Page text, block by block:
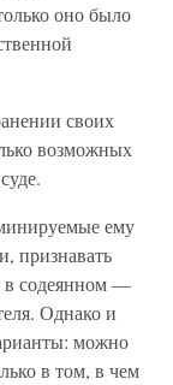
оно было
своих
возможных
ему
признавать
в содеянном —
Однако и
можно
в том, в чем